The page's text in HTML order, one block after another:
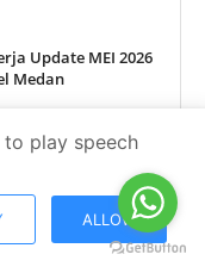
Update MEI 2026
Medan
Farm (PT USDF)
play speech
ALLOW